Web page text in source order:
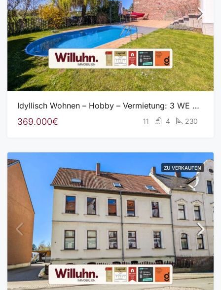
Idyllisch Wohnen – Hobby – Vermietung: 3 WE mit großem Grundstück, Pool, Gartenhaus, Werkstatt
369.000€ 11 4 230
ZU VERKAUFEN